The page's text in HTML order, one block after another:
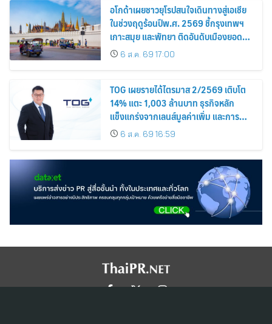
อโกด้าเผยชาวยุโรปสนใจเดินทางสู่เอเชีย
ในช่วงฤดูร้อนปีพ.ศ. 2569 ชี้กรุงเทพฯ
เกาะสมุย และพัทยา ติดอันดับเมืองยอด
นิยม6 ส.ค. 69 17:00
TOG เผยรายได้ไตรมาส 2/2569 เติบโต
14% แตะ 1,003 ล้านบาท ธุรกิจหลัก
แข็งแกร่งจากเลนส์มูลค่าเพิ่ม และการ
ขยายตลาดต่างประเทศ พร้อมเดินหน้า
ลงทุนเพื่อการเติบโตระยะยาว
6 ส.ค. 69 16:59